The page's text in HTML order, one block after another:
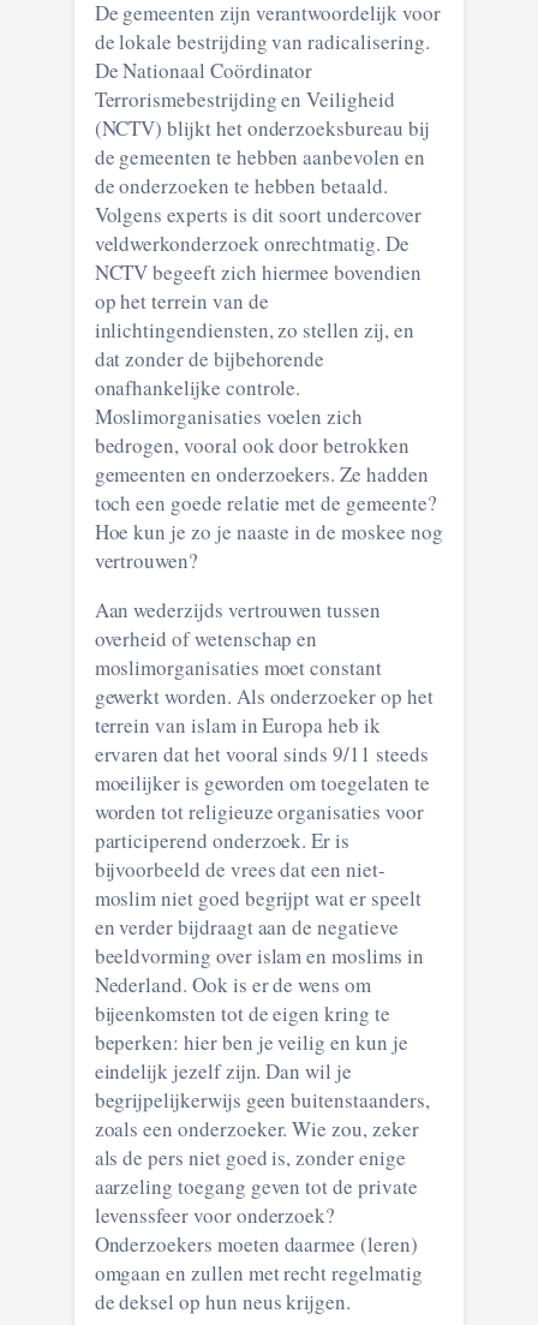
De gemeenten zijn verantwoordelijk voor
de lokale bestrijding van radicalisering.
De Nationaal Coördinator
Terrorismebestrijding en Veiligheid
(NCTV) blijkt het onderzoeksbureau bij
de gemeenten te hebben aanbevolen en
de onderzoeken te hebben betaald.
Volgens experts is dit soort undercover
veldwerkonderzoek onrechtmatig. De
NCTV begeeft zich hiermee bovendien
op het terrein van de
inlichtingendiensten, zo stellen zij, en
dat zonder de bijbehorende
onafhankelijke controle.
Moslimorganisaties voelen zich
bedrogen, vooral ook door betrokken
gemeenten en onderzoekers. Ze hadden
toch een goede relatie met de gemeente?
Hoe kun je zo je naaste in de moskee nog
vertrouwen?
Aan wederzijds vertrouwen tussen
overheid of wetenschap en
moslimorganisaties moet constant
gewerkt worden. Als onderzoeker op het
terrein van islam in Europa heb ik
ervaren dat het vooral sinds 9/11 steeds
moeilijker is geworden om toegelaten te
worden tot religieuze organisaties voor
participerend onderzoek. Er is
bijvoorbeeld de vrees dat een niet-
moslim niet goed begrijpt wat er speelt
en verder bijdraagt aan de negatieve
beeldvorming over islam en moslims in
Nederland. Ook is er de wens om
bijeenkomsten tot de eigen kring te
beperken: hier ben je veilig en kun je
eindelijk jezelf zijn. Dan wil je
begrijpelijkerwijs geen buitenstaanders,
zoals een onderzoeker. Wie zou, zeker
als de pers niet goed is, zonder enige
aarzeling toegang geven tot de private
levenssfeer voor onderzoek?
Onderzoekers moeten daarmee (leren)
omgaan en zullen met recht regelmatig
de deksel op hun neus krijgen.